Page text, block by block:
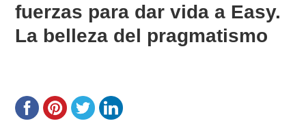
fuerzas para dar vida a Easy.
La belleza del pragmatismo